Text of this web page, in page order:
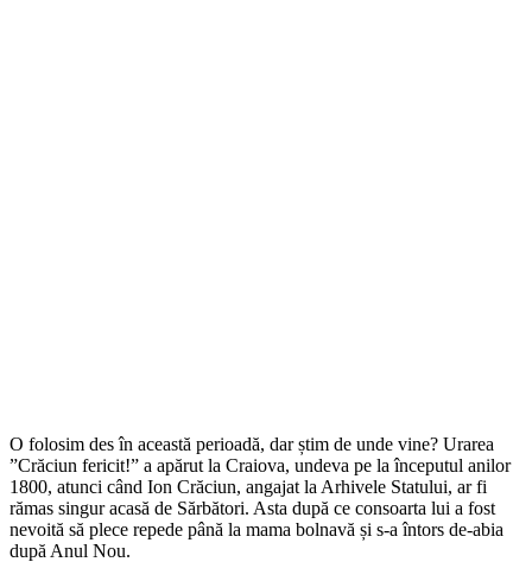
O folosim des în această perioadă, dar știm de unde vine? Urarea
”Crăciun fericit!” a apărut la Craiova, undeva pe la începutul anilor
1800, atunci când Ion Crăciun, angajat la Arhivele Statului, ar fi
rămas singur acasă de Sărbători. Asta după ce consoarta lui a fost
nevoită să plece repede până la mama bolnavă și s-a întors de-abia
după Anul Nou.